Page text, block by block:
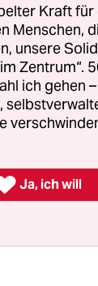
nach einer
Soldaten
Militär
Kraft für
Menschen,
unsere
Zentrum“.
ich gehen
Ja, ich will